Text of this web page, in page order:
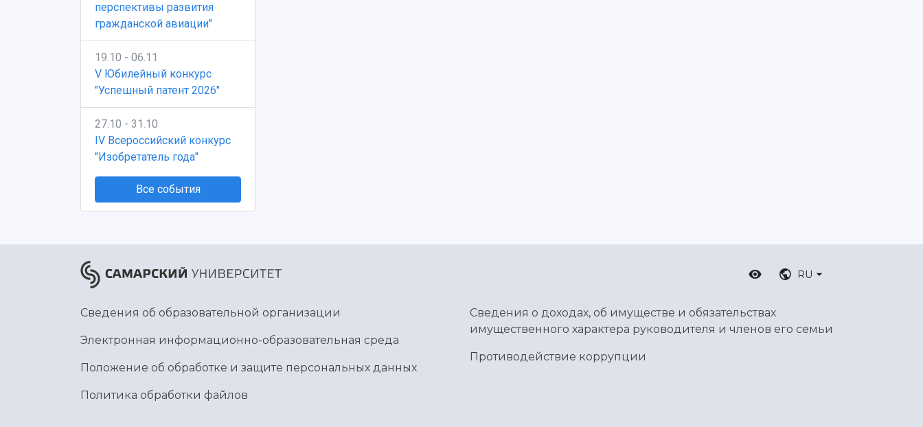
перспективы развития
гражданской авиации"
19.10 - 06.11
V Юбилейный конкурс
"Успешный патент 2026"
27.10 - 31.10
IV Всероссийский конкурс
"Изобретатель года"
Все события
RU
Сведения об образовательной организации
Электронная информационно-образовательная среда
Положение об обработке и защите персональных данных
Политика обработки файлов
Сведения о доходах, об имуществе и обязательствах
имущественного характера руководителя и членов его семьи
Противодействие коррупции